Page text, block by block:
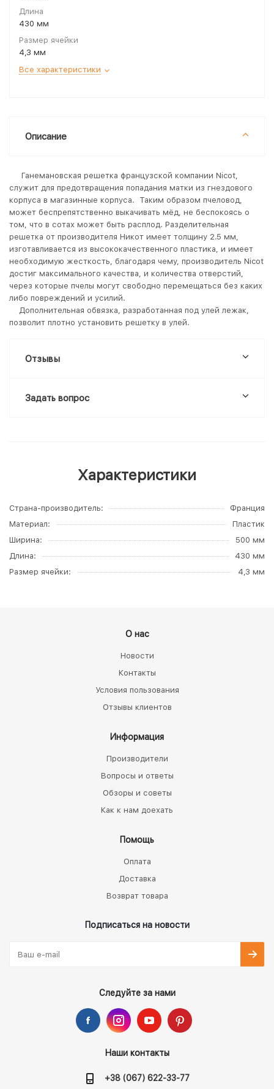
Длина
430 мм
Размер ячейки
4,3 мм
Все характеристики
Описание
Ганемановская решетка французской компании Nicot,
служит для предотвращения попадания матки из гнездового
корпуса в магазинные корпуса. Таким образом пчеловод,
может беспрепятственно выкачивать мёд, не беспокоясь о
том, что в сотах может быть расплод. Разделительная
решетка от производителя Никот имеет толщину 2.5 мм,
изготавливается из высококачественного пластика, и имеет
необходимую жесткость, благодаря чему, производитель Nicot
достиг максимального качества, и количества отверстий,
через которые пчелы могут свободно перемещаться без каких
либо повреждений и усилий.
Дополнительная обвязка, разработанная под улей лежак,
позволит плотно установить решетку в улей.
Отзывы
Задать вопрос
Характеристики
Страна-производитель
Франция
Материал
Пластик
Ширина
500 мм
Длина
430 мм
Размер ячейки
4,3 мм
О нас
Новости
Контакты
Условия пользования
Отзывы клиентов
Информация
Производители
Вопросы и ответы
Обзоры и советы
Как к нам доехать
Помощь
Оплата
Доставка
Возврат товара
Подписаться на новости
Следуйте за нами
Наши контакты
+38 (067) 622-33-77